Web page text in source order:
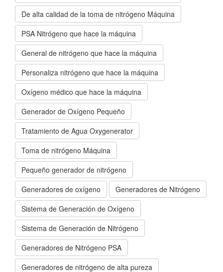
De alta calidad de la toma de nitrógeno Máquina
PSA Nitrógeno que hace la máquina
General de nitrógeno que hace la máquina
Personaliza nitrógeno que hace la máquina
Oxígeno médico que hace la máquina
Generador de Oxígeno Pequeño
Tratamiento de Agua Oxygenerator
Toma de nitrógeno Máquina
Pequeño generador de nitrógeno
Generadores de oxígeno
Generadores de Nitrógeno
Sistema de Generación de Oxígeno
Sistema de Generación de Nitrógeno
Generadores de Nitrógeno PSA
Generadores de nitrógeno de alta pureza